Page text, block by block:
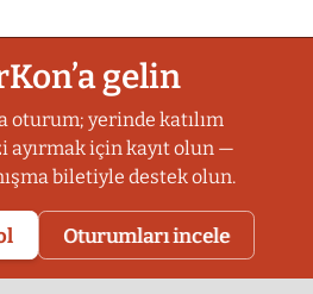
gelin
oturum; yerinde katılım
ayırmak için kayıt olun —
biletiyle destek olun.
Oturumları incele